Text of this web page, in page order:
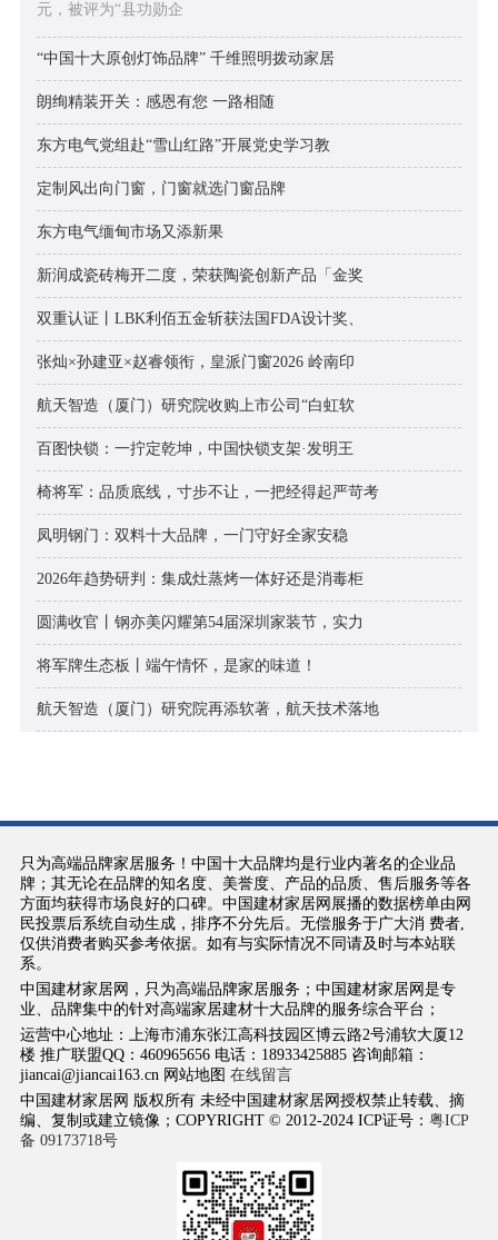
元，被评为“县功勋企
“中国十大原创灯饰品牌” 千维照明拨动家居
朗绚精装开关：感恩有您 一路相随
东方电气党组赴“雪山红路”开展党史学习教
定制风出向门窗，门窗就选门窗品牌
东方电气缅甸市场又添新果
新润成瓷砖梅开二度，荣获陶瓷创新产品「金奖
双重认证丨LBK利佰五金斩获法国FDA设计奖、
张灿×孙建亚×赵睿领衔，皇派门窗2026 岭南印
航天智造（厦门）研究院收购上市公司“白虹软
百图快锁：一拧定乾坤，中国快锁支架·发明王
椅将军：品质底线，寸步不让，一把经得起严苛考
凤明钢门：双料十大品牌，一门守好全家安稳
2026年趋势研判：集成灶蒸烤一体好还是消毒柜
圆满收官丨钢亦美闪耀第54届深圳家装节，实力
将军牌生态板丨端午情怀，是家的味道！
航天智造（厦门）研究院再添软著，航天技术落地
只为高端品牌家居服务！中国十大品牌均是行业内著名的企业品
牌；其无论在品牌的知名度、美誉度、产品的品质、售后服务等各
方面均获得市场良好的口碑。中国建材家居网展播的数据榜单由网
民投票后系统自动生成，排序不分先后。无偿服务于广大消 费者,
仅供消费者购买参考依据。如有与实际情况不同请及时与本站联
系。
中国建材家居网，只为高端品牌家居服务；中国建材家居网是专
业、品牌集中的针对高端家居建材十大品牌的服务综合平台；
运营中心地址：上海市浦东张江高科技园区博云路2号浦软大厦12
楼 推广联盟QQ：460965656 电话：18933425885 咨询邮箱：
jiancai@jiancai163.cn 网站地图 在线留言
中国建材家居网 版权所有 未经中国建材家居网授权禁止转载、摘
编、复制或建立镜像；COPYRIGHT © 2012-2024 ICP证号： 粤ICP
备 09173718号